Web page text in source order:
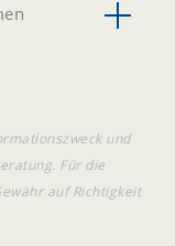
und
Für die
auf Richtigkeit